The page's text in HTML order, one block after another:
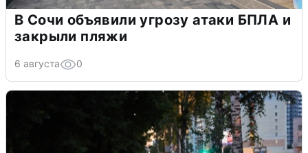
В Сочи объявили угрозу атаки БПЛА и
закрыли пляжи
6 августа 0